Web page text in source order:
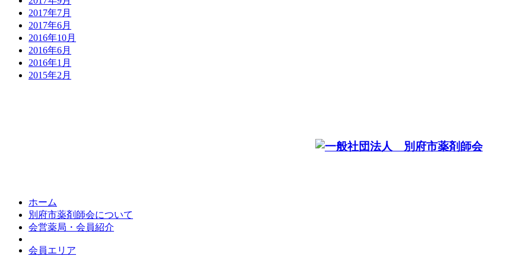
2017年7月
2017年6月
2016年10月
2016年6月
2016年1月
2015年2月
ホーム
別府市薬剤師会について
会営薬局・会員紹介
会員エリア